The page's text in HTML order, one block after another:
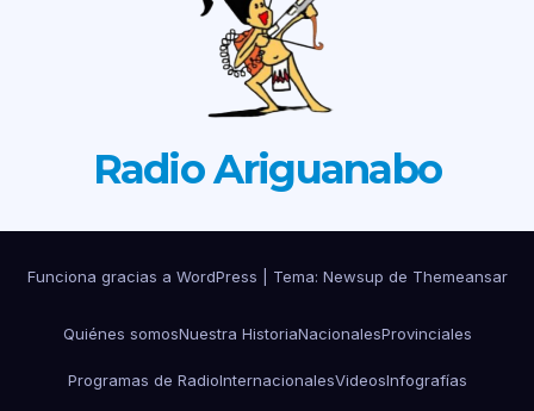
Radio Ariguanabo
Funciona gracias a WordPress Tema: Newsup de Themeansar
Quiénes somosNuestra HistoriaNacionalesProvinciales
Programas de RadioInternacionalesVideosInfografías